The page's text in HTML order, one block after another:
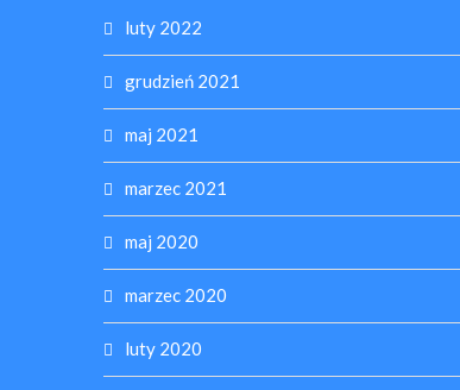
luty 2022
grudzień 2021
maj 2021
marzec 2021
maj 2020
marzec 2020
luty 2020